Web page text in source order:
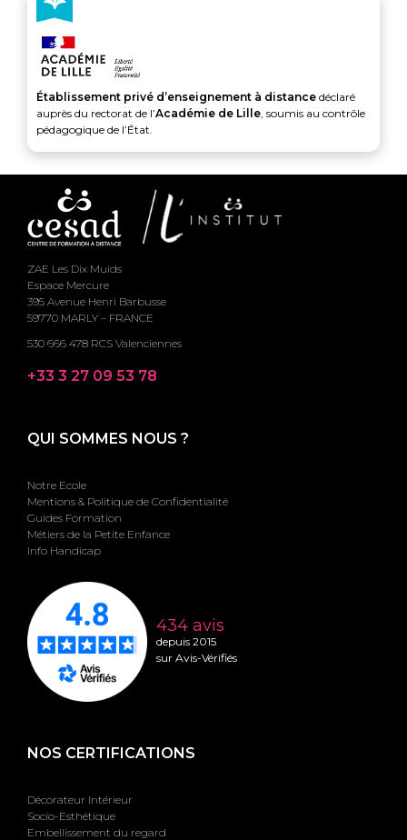
Établissement privé d’enseignement à distance déclaré
auprès du rectorat de l’Académie de Lille, soumis au contrôle
pédagogique de l’État.
ZAE Les Dix Muids
Espace Mercure
395 Avenue Henri Barbusse
59770 MARLY – FRANCE
530 666 478 RCS Valenciennes
+33 3 27 09 53 78
QUI SOMMES NOUS ?
Notre Ecole
Mentions & Politique de Confidentialité
Guides Formation
Métiers de la Petite Enfance
Info Handicap
434 avis
depuis 2015
sur Avis-Vérifiés
NOS CERTIFICATIONS
Décorateur Intérieur
Socio-Esthétique
Embellissement du regard